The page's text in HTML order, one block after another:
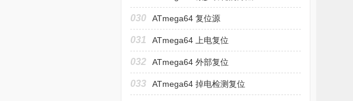
030 ATmega64 复位源
031 ATmega64 上电复位
032 ATmega64 外部复位
033 ATmega64 掉电检测复位